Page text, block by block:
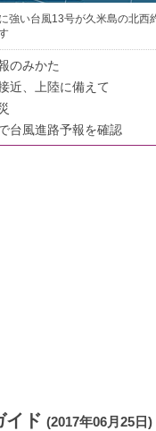
強い台風13号が久米島の北西
のみかた
近、上陸に備えて
台風進路予報を確認
イド (2017年06月25日)